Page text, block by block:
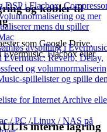
i Flacbox:
og mer
mens du spiller
avspilling i Evermusic
Reverb, Delay,
og
spillelister og spille
for Internet Archive
/ PC / Linux / NAS på
og kobler til
som Google Drive,
Flacbox eller
interne lagring